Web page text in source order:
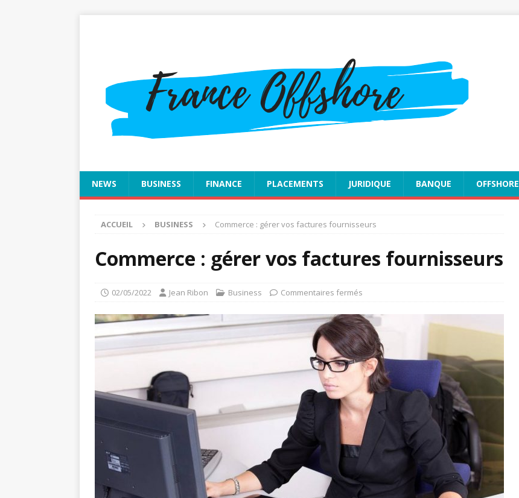
NEWS BUSINESS FINANCE PLACEMENTS JURIDIQUE BANQUE OFFSHORE
ACCUEIL BUSINESS Commerce : gérer vos factures fournisseurs
Commerce : gérer vos factures fournisseurs
02/05/2022 Jean Ribon Business Commentaires fermés